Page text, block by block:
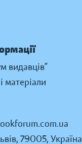
видавців”
матеріали
79005, Україна